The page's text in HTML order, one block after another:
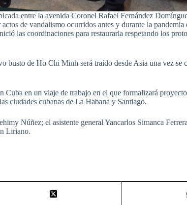
entre la avenida Coronel Rafael Fernández
de vandalismo ocurridos antes y durante la
las coordinaciones para restaurarla respetando los
busto de Ho Chi Minh será traído desde Asia una vez se
Cuba en un viaje de trabajo en el que formalizará
ciudades cubanas de La Habana y Santiago.
Núñez; el asistente general Yancarlos Simanca
Liriano.